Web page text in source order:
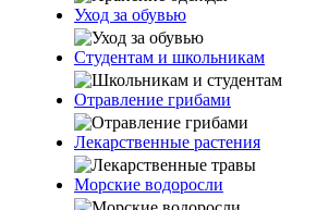
Уход за обувью
Студентам и школьникам
Отравление грибами
Лекарственные растения
Морские водоросли